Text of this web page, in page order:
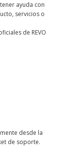
ayuda con
servicios o
de REVO
desde la
de soporte.